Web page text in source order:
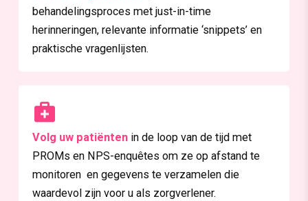
behandelingsproces met just-in-time
herinneringen, relevante informatie ‘snippets’ en
praktische vragenlijsten.
Volg uw patiënten in de loop van de tijd met
PROMs en NPS-enquêtes om ze op afstand te
monitoren en gegevens te verzamelen die
waardevol zijn voor u als zorgverlener.